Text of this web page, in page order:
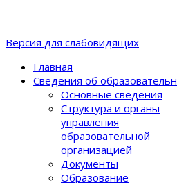
Версия для слабовидящих
Главная
Сведения об
Основные сведения
Структура и органы
управления
образовательной
организацией
Документы
Образование